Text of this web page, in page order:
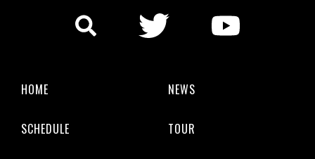
HOME NEWS
SCHEDULE TOUR